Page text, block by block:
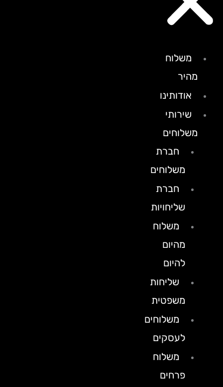
משלוח
מהיר
אודותינו
שירותי
משלוחים
חברת
משלוחים
חברת
שליחויות
משלוח
מהיום
להיום
שליחות
משפטית
משלוחים
לעסקים
משלוח
פרחים